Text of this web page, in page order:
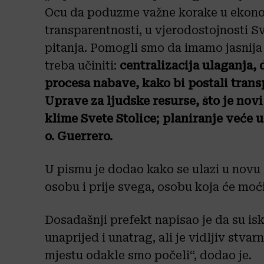
Ocu da poduzme važne korake u
transparentnosti, u vjerodostojnosti
pitanja. Pomogli smo da imamo
treba učiniti: centralizacija ulaganja,
procesa nabave, kako bi postali
Uprave za ljudske resurse, što je
klime Svete Stolice; planiranje veće
o. Guerrero.
U pismu je dodao kako se ulazi u
osobu i prije svega, osobu koja će
Dosadašnji prefekt napisao je da su
unaprijed i unatrag, ali je vidljiv
mjestu odakle smo počeli“, dodao je.